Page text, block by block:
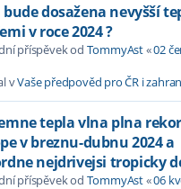
bude dosažena nevyšší
v roce 2024 ?
příspěvek od TommyAst«02
vVaše předpověd pro ČR i
tepla vlna plna
v breznu-dubnu 2024 a
nejdrivejsi tropicky
příspěvek od TommyAst«06